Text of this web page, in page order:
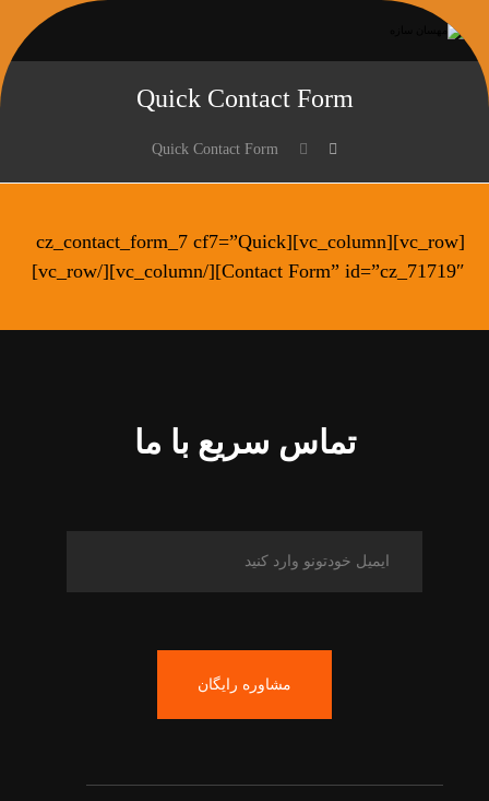
Quick Contact Form
Quick Contact Form
[vc_row][vc_column][cz_contact_form_7 cf7=”Quick
Contact Form” id=”cz_71719″][/vc_column][/vc_row]
تماس سریع با ما
مشاوره رایگان